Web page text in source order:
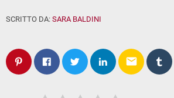
SCRITTO DA: SARA BALDINI
email